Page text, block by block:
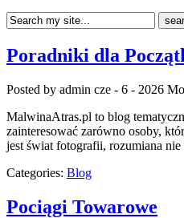
Poradniki dla
Posted by admin cze - 6 - 2026
MalwinaAtras.pl to blog
zainteresować zarówno osoby,
jest świat fotografii, rozumiana
Categories: Blog
Pociągi Towarowe